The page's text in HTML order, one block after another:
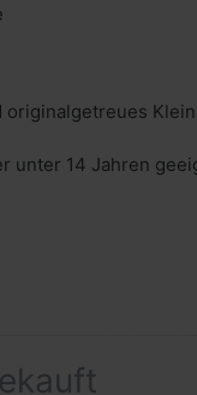
originalgetreues
unter 14 Jahren